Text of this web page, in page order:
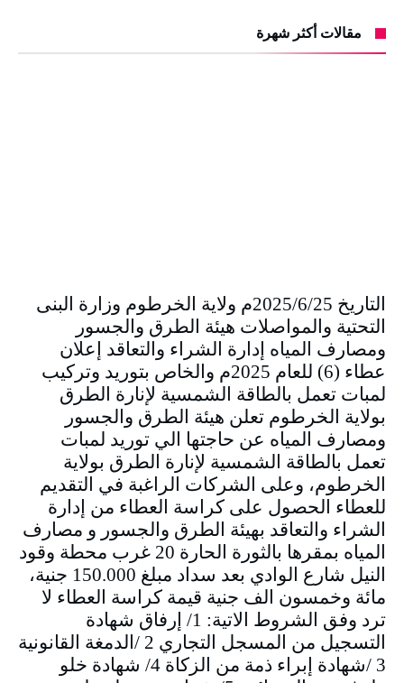
مقالات أكثر شهرة
التاريخ 2025/6/25م ولاية الخرطوم وزارة البنى
التحتية والمواصلات هيئة الطرق والجسور
ومصارف المياه إدارة الشراء والتعاقد إعلان
عطاء (6) للعام 2025م والخاص بتوريد وتركيب
لمبات تعمل بالطاقة الشمسية لإنارة الطرق
بولاية الخرطوم تعلن هيئة الطرق والجسور
ومصارف المياه عن حاجتها الي توريد لمبات
تعمل بالطاقة الشمسية لإنارة الطرق بولاية
الخرطوم، وعلى الشركات الراغبة في التقديم
للعطاء الحصول على كراسة العطاء من إدارة
الشراء والتعاقد بهيئة الطرق والجسور و مصارف
المياه بمقرها بالثورة الحارة 20 غرب محطة وقود
النيل شارع الوادي بعد سداد مبلغ 150.000 جنية،
مائة وخمسون الف جنية قيمة كراسة العطاء لا
ترد وفق الشروط الاتية: 1/ إرفاق شهادة
التسجيل من المسجل التجاري 2 /الدمغة القانونية
3 /شهادة إبراء ذمة من الزكاة 4/ شهادة خلو